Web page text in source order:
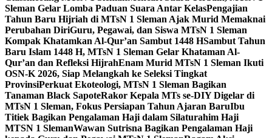
Sleman Gelar Lomba Paduan Suara Antar KelasPengajian
Tahun Baru Hijriah di MTsN 1 Sleman Ajak Murid Memaknai
Perubahan DiriGuru, Pegawai, dan Siswa MTsN 1 Sleman
Kompak Khatamkan Al-Qur’an Sambut 1448 HSambut Tahun
Baru Islam 1448 H, MTsN 1 Sleman Gelar Khataman Al-
Qur’an dan Refleksi HijrahEnam Murid MTsN 1 Sleman Ikuti
OSN-K 2026, Siap Melangkah ke Seleksi Tingkat
ProvinsiPerkuat Ekoteologi, MTsN 1 Sleman Bagikan
Tanaman Black SapoteRakor Kepala MTs se-DIY Digelar di
MTsN 1 Sleman, Fokus Persiapan Tahun Ajaran BaruIbu
Titiek Bagikan Pengalaman Haji dalam Silaturahim Haji
MTSN 1 SlemanWawan Sutrisna Bagikan Pengalaman Haji